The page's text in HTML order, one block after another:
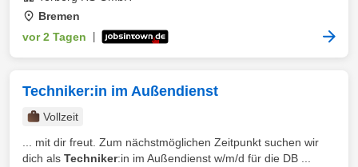
Bremen
vor 2 Tagen
Techniker:in im Außendienst
Vollzeit
... mit dir freut. Zum nächstmöglichen Zeitpunkt suchen wir
dich als Techniker:in im Außendienst w/m/d für die DB ...